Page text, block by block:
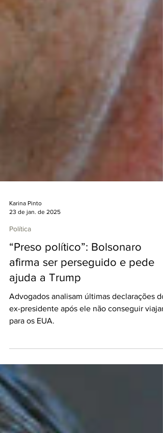
23 de jan. de 2025
Política
“Preso político”: Bolsonaro
afirma ser perseguido e pede
ajuda a Trump
Advogados analisam últimas declarações do
ex-presidente após ele não conseguir viajar